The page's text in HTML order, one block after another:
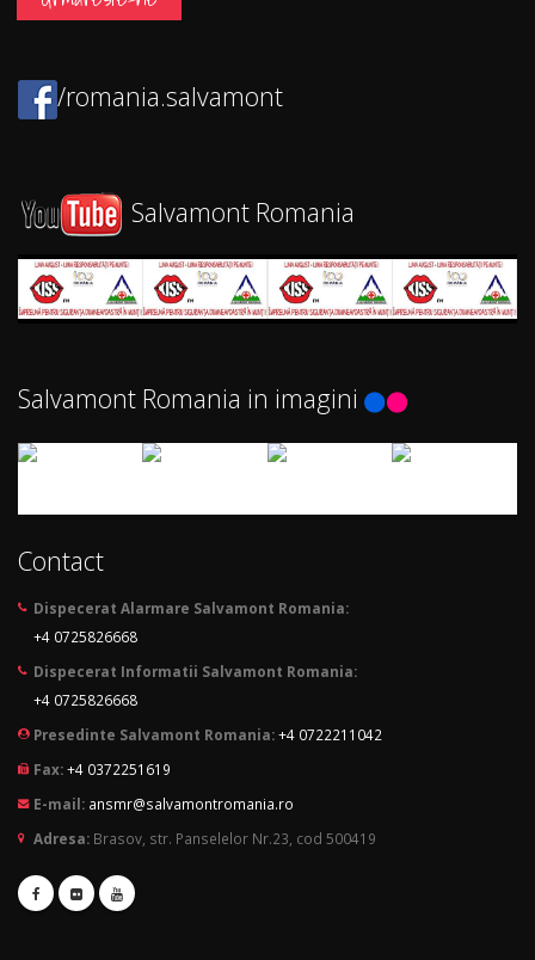
/romania.salvamont
Salvamont Romania
Salvamont Romania in imagini
Contact
Dispecerat Alarmare Salvamont Romania:
+4 0725826668
Dispecerat Informatii Salvamont Romania:
+4 0725826668
Presedinte Salvamont Romania:+4 0722211042
Fax:+4 0372251619
E-mail: ansmr@salvamontromania.ro
Adresa: Brasov, str. Panselelor Nr.23, cod 500419